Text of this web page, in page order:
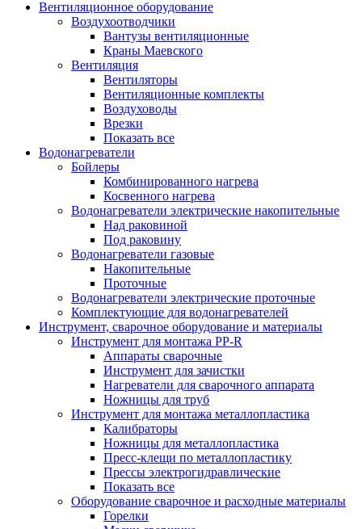
Вентиляционное оборудование
Воздухоотводчики
Вантузы вентиляционные
Краны Маевского
Вентиляция
Вентиляторы
Вентиляционные комплекты
Воздуховоды
Врезки
Показать все
Водонагреватели
Бойлеры
Комбинированного нагрева
Косвенного нагрева
Водонагреватели электрические накопительные
Над раковиной
Под раковину
Водонагреватели газовые
Накопительные
Проточные
Водонагреватели электрические проточные
Комплектующие для водонагревателей
Инструмент, сварочное оборудование и материалы
Инструмент для монтажа PP-R
Аппараты сварочные
Инструмент для зачистки
Нагреватели для сварочного аппарата
Ножницы для труб
Инструмент для монтажа металлопластика
Калибраторы
Ножницы для металлопластика
Пресс-клещи по металлопластику
Прессы электрогидравлические
Показать все
Оборудование сварочное и расходные материалы
Горелки